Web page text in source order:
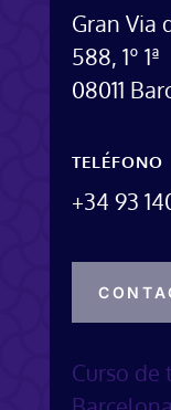
Gran Via
588, 1º 1ª
08011
TELÉFONO
+34 93
Curso de